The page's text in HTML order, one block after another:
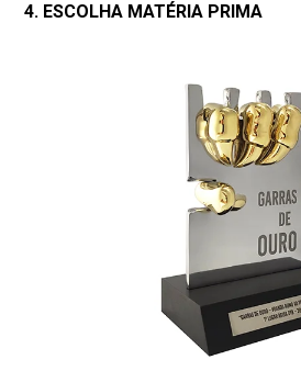
4. ESCOLHA MATÉRIA PRIMA